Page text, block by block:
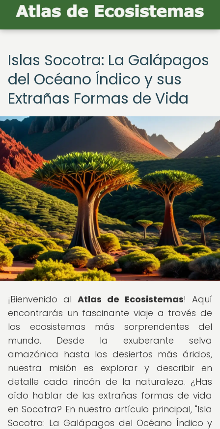
Islas Socotra: La Galápagos
del Océano Índico y sus
Extrañas Formas de Vida
¡Bienvenido al Atlas de Ecosistemas! Aquí
encontrarás un fascinante viaje a través de
los ecosistemas más sorprendentes del
mundo. Desde la exuberante selva
amazónica hasta los desiertos más áridos,
nuestra misión es explorar y describir en
detalle cada rincón de la naturaleza. ¿Has
oído hablar de las extrañas formas de vida
en Socotra? En nuestro artículo principal, "Isla
Socotra: La Galápagos del Océano Índico y